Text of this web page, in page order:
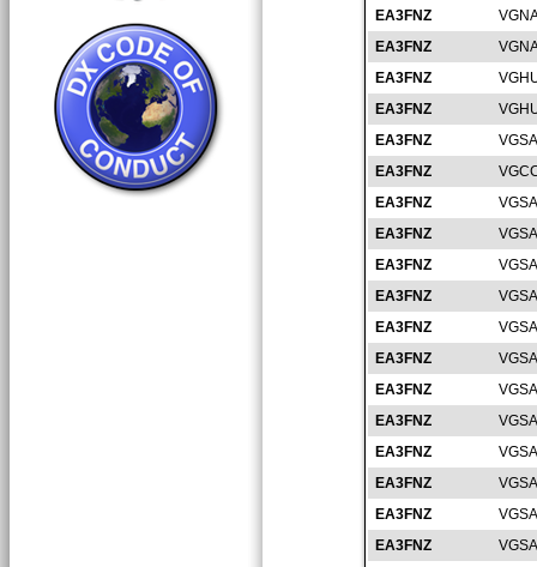
EA3FNZ
EA3FNZ
EA3FNZ
EA3FNZ
EA3FNZ
EA3FNZ
EA3FNZ
EA3FNZ
EA3FNZ
EA3FNZ
EA3FNZ
EA3FNZ
EA3FNZ
EA3FNZ
EA3FNZ
EA3FNZ
EA3FNZ
EA3FNZ